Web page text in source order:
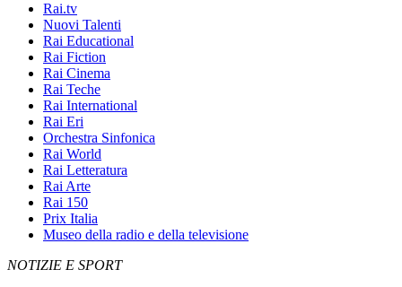
Rai.tv
Nuovi Talenti
Rai Educational
Rai Fiction
Rai Cinema
Rai Teche
Rai International
Rai Eri
Orchestra Sinfonica
Rai World
Rai Letteratura
Rai Arte
Rai 150
Prix Italia
Museo della radio e della televisione
NOTIZIE E SPORT